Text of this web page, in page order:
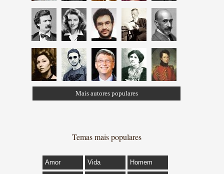
Mais autores populares
Temas mais populares
Amor Vida Homem